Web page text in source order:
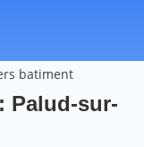
batiment
Palud-sur-